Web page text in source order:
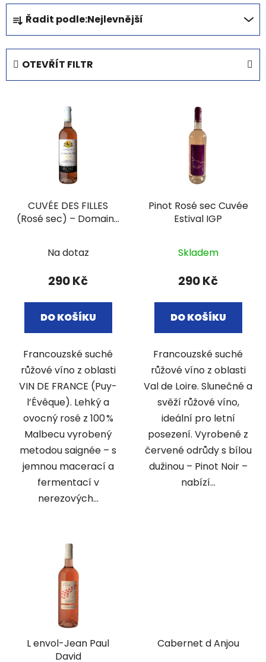
Ř
a
z
e
n
Řadit podle:Nejlevnější
OTEVŘÍT FILTR
CUVÉE DES FILLES
(Rosé sec) – Domaine
Na dotaz
290 Kč
DO KOŠÍKU
Francouzské suché
růžové víno z oblasti
VIN DE FRANCE (Puy-
l’Évêque). Lehký a
ovocný rosé z 100 %
Malbecu vyrobený
metodou saignée – s
jemnou macerací a
fermentací v
nerezových...
Pinot Rosé sec Cuvée
Estival IGP
Skladem
290 Kč
DO KOŠÍKU
Francouzské suché
růžové víno z oblasti
Val de Loire. Slunečné a
svěží růžové víno,
ideální pro letní
posezení. Vyrobené z
červené odrůdy s bílou
dužinou – Pinot Noir –
nabízí...
L envol-Jean Paul
David
Cabernet d Anjou